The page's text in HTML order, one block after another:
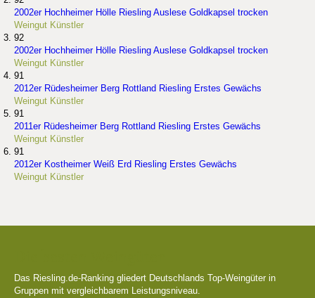
2002er Hochheimer Hölle Riesling Auslese Goldkapsel trocken
Weingut Künstler
92
2002er Hochheimer Hölle Riesling Auslese Goldkapsel trocken
Weingut Künstler
91
2012er Rüdesheimer Berg Rottland Riesling Erstes Gewächs
Weingut Künstler
91
2011er Rüdesheimer Berg Rottland Riesling Erstes Gewächs
Weingut Künstler
91
2012er Kostheimer Weiß Erd Riesling Erstes Gewächs
Weingut Künstler
Das Riesling.de-Ranking gliedert Deutschlands Top-Weingüter in
Gruppen mit vergleichbarem Leistungsniveau.